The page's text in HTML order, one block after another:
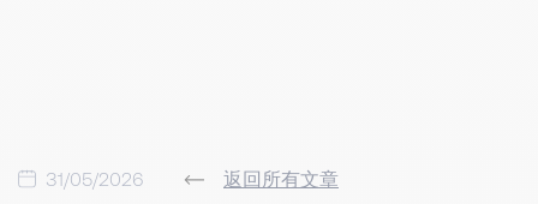
31/05/2026 返回所有文章